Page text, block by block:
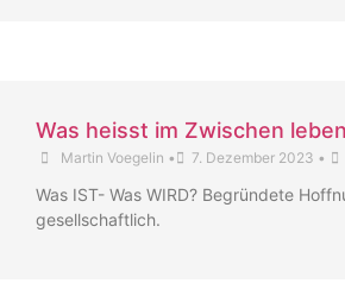
Was heisst im Zwischen
Martin Voegelin • 7. Dezember 2023 •
Was IST- Was WIRD? Begründete
gesellschaftlich.